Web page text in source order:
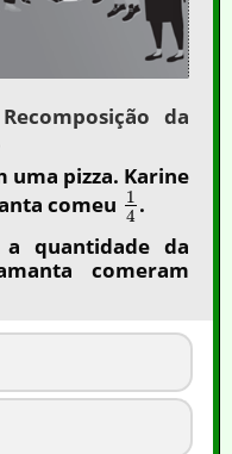
da
uma pizza. Karine
comeu 1
4 .
quantidade da
comeram